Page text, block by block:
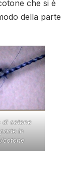
che si è
della parte
di cotone
in
cotone